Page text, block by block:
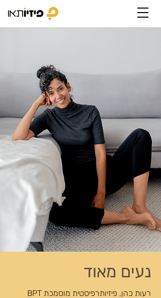
נעים מאוד
רעות כהן, פיזיותרפיסטית מוסמכת BPT